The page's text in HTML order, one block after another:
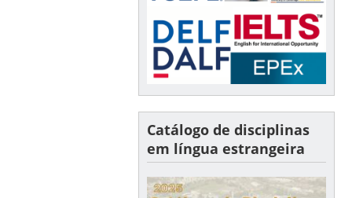
Catálogo de disciplinas
em língua estrangeira